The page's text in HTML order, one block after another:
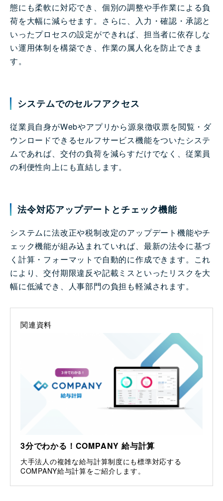
態にも柔軟に対応でき、個別の調整や手作業による負
荷を大幅に減らせます。さらに、入力・確認・承認と
いったプロセスの設定ができれば、担当者に依存しな
い運用体制を構築でき、作業の属人化を防止できま
す。
システムでのセルフアクセス
従業員自身がWebやアプリから源泉徴収票を閲覧・ダ
ウンロードできるセルフサービス機能をついたシステ
ムであれば、交付の負荷を減らすだけでなく、従業員
の利便性向上にも直結します。
法令対応アップデートとチェック機能
システムに法改正や税制改定のアップデート機能やチ
ェック機能が組み込まれていれば、最新の法令に基づ
く計算・フォーマットで自動的に作成できます。これ
により、交付期限違反や記載ミスといったリスクを大
幅に低減でき、人事部門の負担も軽減されます。
関連資料
3分でわかる！COMPANY 給与計算
大手法人の複雑な給与計算制度にも標準対応する
COMPANY給与計算をご紹介します。